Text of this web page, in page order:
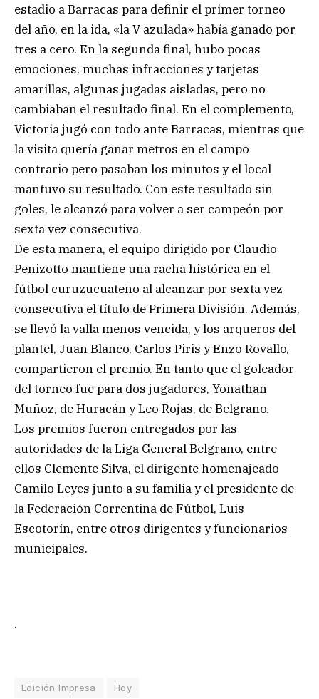
estadio a Barracas para definir el primer torneo
del año, en la ida, «la V azulada» había ganado por
tres a cero. En la segunda final, hubo pocas
emociones, muchas infracciones y tarjetas
amarillas, algunas jugadas aisladas, pero no
cambiaban el resultado final. En el complemento,
Victoria jugó con todo ante Barracas, mientras que
la visita quería ganar metros en el campo
contrario pero pasaban los minutos y el local
mantuvo su resultado. Con este resultado sin
goles, le alcanzó para volver a ser campeón por
sexta vez consecutiva.
De esta manera, el equipo dirigido por Claudio
Penizotto mantiene una racha histórica en el
fútbol curuzucuateño al alcanzar por sexta vez
consecutiva el título de Primera División. Además,
se llevó la valla menos vencida, y los arqueros del
plantel, Juan Blanco, Carlos Piris y Enzo Rovallo,
compartieron el premio. En tanto que el goleador
del torneo fue para dos jugadores, Yonathan
Muñoz, de Huracán y Leo Rojas, de Belgrano.
Los premios fueron entregados por las
autoridades de la Liga General Belgrano, entre
ellos Clemente Silva, el dirigente homenajeado
Camilo Leyes junto a su familia y el presidente de
la Federación Correntina de Fútbol, Luis
Escotorín, entre otros dirigentes y funcionarios
municipales.
.
Edición Impresa Hoy